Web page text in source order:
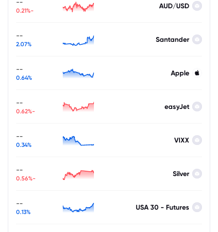
AUD/USD
--
-0.21%
Santander
--
2.07%
Apple
--
0.64%
easyJet
--
-0.62%
VIXX
--
0.34%
Silver
--
-0.56%
USA 30 - Futures
--
0.13%